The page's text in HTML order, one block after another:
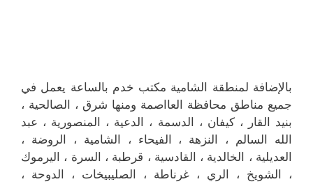
بالإضافة لمنطقة الشامية مكتب خدم بالساعة يعمل في
جميع مناطق محافظة العااصمة ومنها شرق ، الصالحية ،
بنيد القار ، كيفان ، الدسمة ، الدعية ، المنصورية ، عبد
الله السالم ، النزهة ، الفيحاء ، الشامية ، الروضة ،
العديلية ، الخالدية ، القادسية ، قرطبة ، السرة ، اليرموك
، الشويخ ، الري ، غرناطة ، الصليبيخات ، الدوحة ،